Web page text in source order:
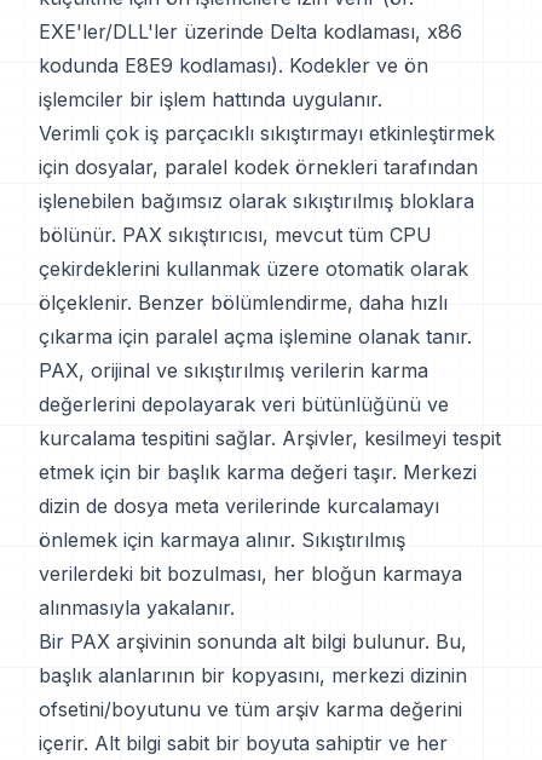
EXE'ler/DLL'ler üzerinde Delta kodlaması, x86
kodunda E8E9 kodlaması). Kodekler ve ön
işlemciler bir işlem hattında uygulanır.
Verimli çok iş parçacıklı sıkıştırmayı etkinleştirmek
için dosyalar, paralel kodek örnekleri tarafından
işlenebilen bağımsız olarak sıkıştırılmış bloklara
bölünür. PAX sıkıştırıcısı, mevcut tüm CPU
çekirdeklerini kullanmak üzere otomatik olarak
ölçeklenir. Benzer bölümlendirme, daha hızlı
çıkarma için paralel açma işlemine olanak tanır.
PAX, orijinal ve sıkıştırılmış verilerin karma
değerlerini depolayarak veri bütünlüğünü ve
kurcalama tespitini sağlar. Arşivler, kesilmeyi tespit
etmek için bir başlık karma değeri taşır. Merkezi
dizin de dosya meta verilerinde kurcalamayı
önlemek için karmaya alınır. Sıkıştırılmış
verilerdeki bit bozulması, her bloğun karmaya
alınmasıyla yakalanır.
Bir PAX arşivinin sonunda alt bilgi bulunur. Bu,
başlık alanlarının bir kopyasını, merkezi dizinin
ofsetini/boyutunu ve tüm arşiv karma değerini
içerir. Alt bilgi sabit bir boyuta sahiptir ve her